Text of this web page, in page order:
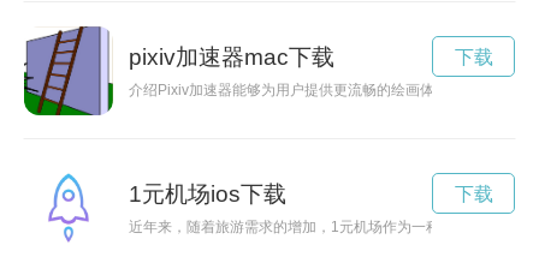
pixiv加速器mac下载
介绍Pixiv加速器能够为用户提供更流畅的绘画体验，使用户能
下载
1元机场ios下载
近年来，随着旅游需求的增加，1元机场作为一种全新的便宜旅
下载